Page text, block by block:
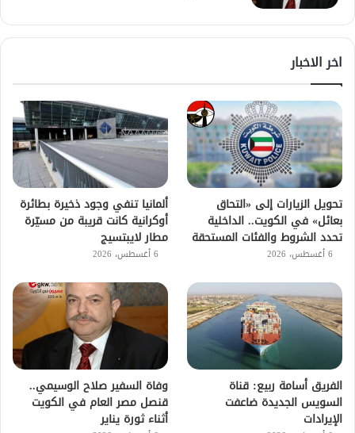
اخر الاخبار
تحويل الزيارات إلى «التحاق
بعائل» في الكويت.. الداخلية
تحدد الشروط والفئات المستحقة
6 أغسطس، 2026
ألمانيا تنفي وجود ذخيرة بطائرة
أوكرانية كانت قريبة من مسيّرة
مطار لايبتسيج
6 أغسطس، 2026
الفريق أسامة ربيع: قناة
السويس الجديدة ضاعفت
الإيرادات
وفاة السفير صلاح الوسيمي..
قنصل مصر العام في الكويت
أثناء ثورة يناير